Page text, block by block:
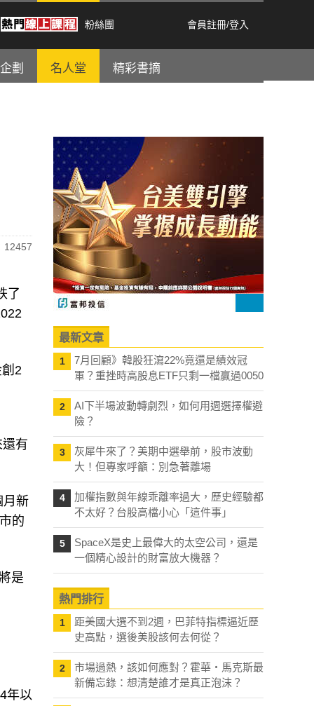
粉絲團 會員註冊/登入
劃 名人堂 精彩書摘
12457
了
2
有
月新
的
是
年以
最新文章
1
7月回顧》韓股狂瀉22%竟還是績效冠
軍？重挫時高股息ETF只剩一檔贏過0050
2
AI下半場波動轉劇烈，如何用週選擇權避
險？
3
灰犀牛來了？美期中選舉前，股市波動
大！但專家呼籲：別急著離場
4
加權指數與年線乖離率過大，歷史經驗都
不太好？台股高檔小心「這件事」
5
SpaceX是史上最偉大的太空公司，還是
一個精心設計的財富放大機器？
熱門排行
1
距美國大選不到2週，巴菲特指標逼近歷
史高點，選後美股該何去何從？
2
市場過熱，該如何應對？霍華・馬克斯最
新備忘錄：想清楚誰才是真正泡沫？